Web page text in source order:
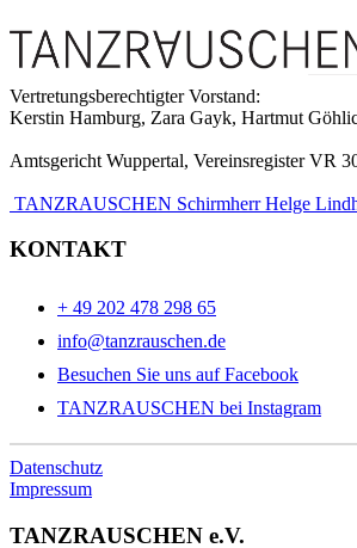
Vertretungsberechtigter Vorstand:
Kerstin Hamburg, Zara Gayk, Hartmut
Amtsgericht Wuppertal, Vereinsregister VR
TANZRAUSCHEN Schirmherr Helge
KONTAKT
+ 49 202 478 298 65
info@tanzrauschen.de
Besuchen Sie uns auf Facebook
TANZRAUSCHEN bei Instagram
Datenschutz
Impressum
TANZRAUSCHEN e.V.